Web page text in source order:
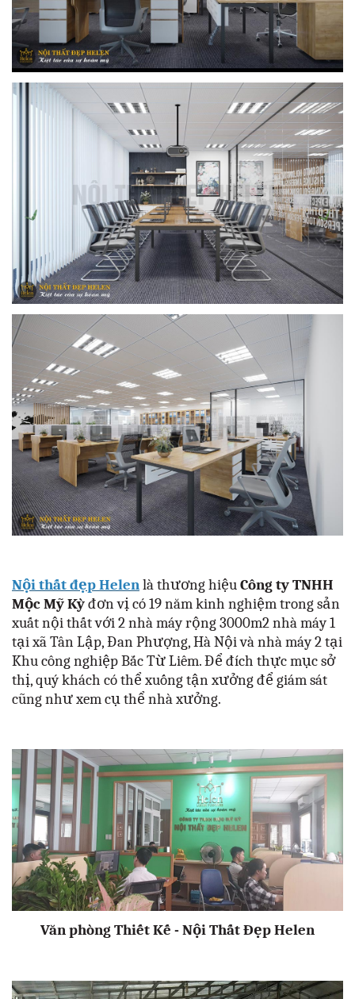
Nội thất đẹp Helenlà thương hiệuCông ty TNHH
Mộc Mỹ Kỳđơn vị có 19 năm kinh nghiệm trong sản
xuất nội thất với 2 nhà máy rộng 3000m2 nhà máy 1
tại xã Tân Lập, Đan Phượng, Hà Nội và nhà máy 2 tại
Khu công nghiệp Bắc Từ Liêm. Để đích thực mục sở
thị, quý khách có thể xuống tận xưởng để giám sát
cũng như xem cụ thể nhà xưởng.
Văn phòng Thiết Kế - Nội Thất Đẹp Helen